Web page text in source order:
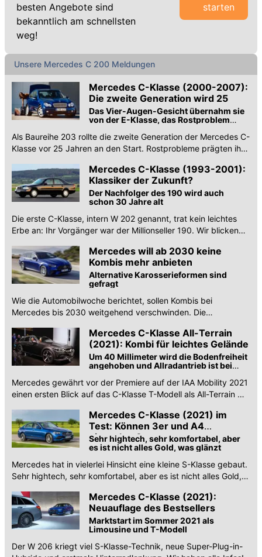
besten Angebote sind
bekanntlich am schnellsten
weg!
starten
Unsere Mercedes C 200 Meldungen
Mercedes C-Klasse (2000-2007):
Die zweite Generation wird 25
Das Vier-Augen-Gesicht übernahm sie
von der E-Klasse, das Rostproblem
Als Baureihe 203 rollte die zweite Generation der Mercedes C-
Klasse vor 25 Jahren an den Start. Rostprobleme prägten ihr
Mercedes C-Klasse (1993-2001):
Klassiker der Zukunft?
Der Nachfolger des 190 wird auch
schon 30 Jahre alt
Die erste C-Klasse, intern W 202 genannt, trat kein leichtes
Erbe an: Ihr Vorgänger war der Millionseller 190. Wir blicken
Mercedes will ab 2030 keine
Kombis mehr anbieten
Alternative Karosserieformen sind
gefragt
Wie die Automobilwoche berichtet, sollen Kombis bei
Mercedes bis 2030 weitgehend verschwinden. Die
Mercedes C-Klasse All-Terrain
(2021): Kombi für leichtes Gelände
Um 40 Millimeter wird die Bodenfreiheit
angehoben und Allradantrieb ist bei
Mercedes gewährt vor der Premiere auf der IAA Mobility 2021
einen ersten Blick auf das C-Klasse T-Modell als All-Terrain mit
Mercedes C-Klasse (2021) im
Test: Können 3er und A4
einpacken?
Sehr hightech, sehr komfortabel, aber
es ist nicht alles Gold, was glänzt
Mercedes hat in vielerlei Hinsicht eine kleine S-Klasse gebaut.
Sehr hightech, sehr komfortabel, aber es ist nicht alles Gold,
Mercedes C-Klasse (2021):
Neuauflage des Bestsellers
Marktstart im Sommer 2021 als
Limousine und T-Modell
Der W 206 kriegt viel S-Klasse-Technik, neue Super-Plug-in-